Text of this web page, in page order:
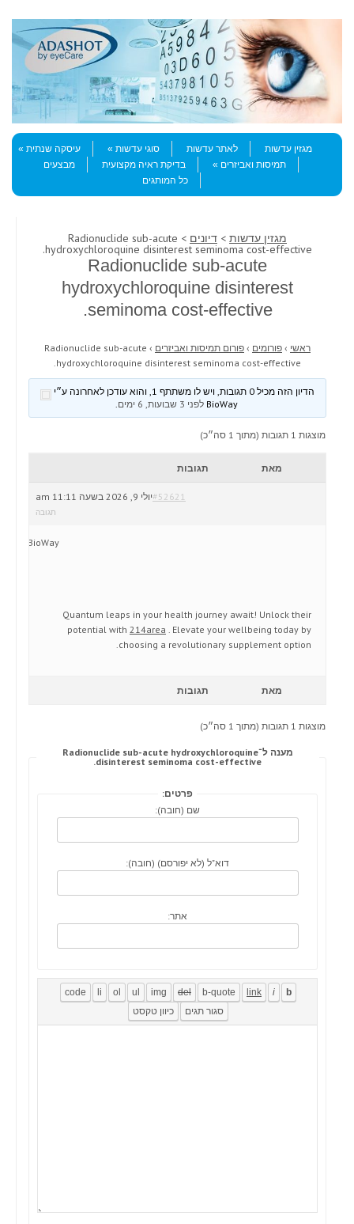
Menu
Skip to content
מגזין עדשות
לאתר עדשות סוגי עדשות
עיסקה שנתית
תמיסות ואביזרים
בדיקת ראיה מקצועית
מבצעים
כל המותגים
מגזין עדשות > דיונים > Radionuclide sub-acute
hydroxychloroquine disinterest seminoma cost-effective.
Radionuclide sub-acute
hydroxychloroquine disinterest
seminoma cost-effective.
ראשי › פורומים › פורום תמיסות ואביזרים ›
Radionuclide sub-acute
hydroxychloroquine disinterest seminoma cost-effective.
הדיון הזה מכיל 0 תגובות, ויש לו משתתף 1, והוא עודכן לאחרונה ע״י
BioWay
לפני 3 שבועות, 6 ימים .
מוצגות 1 תגובות (מתוך 1 סה״כ)
מאת תגובות
יולי 9, 2026 בשעה 11:11 am#52621
תגובה
BioWay
Quantum leaps in your health journey await! Unlock their
potential with 214area . Elevate your wellbeing today by
choosing a revolutionary supplement option.
מאת תגובות
מוצגות 1 תגובות (מתוך 1 סה״כ)
מענה ל־Radionuclide sub-acute hydroxychloroquine
disinterest seminoma cost-effective.
פרטים:
שם (חובה):
דוא"ל (לא יפורסם) (חובה):
אתר: